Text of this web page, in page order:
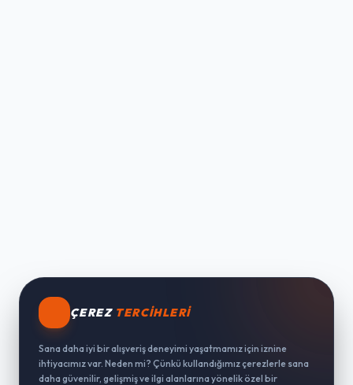
ÇEREZ TERCIHLERI
Sana daha iyi bir alışveriş deneyimi yaşatmamız için iznine
ihtiyacımız var. Neden mi? Çünkü kullandığımız çerezlerle sana
daha güvenilir, gelişmiş ve ilgi alanlarına yönelik özel bir